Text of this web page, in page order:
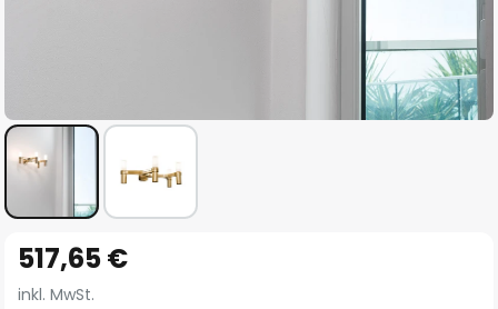
Anfang
der
517,65 €
inkl. MwSt.